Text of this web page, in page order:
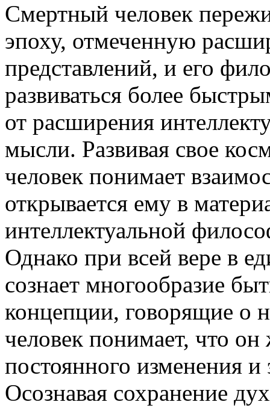
Смертный человек
эпоху, отмеченную
представлений, и его
развиваться более
от расширения
мысли. Развивая свое
человек понимает
открывается ему в
интеллектуальной
Однако при всей вере в
сознает многообразие
концепции, говорящие о
человек понимает, что
постоянного изменения
Осознавая сохранение